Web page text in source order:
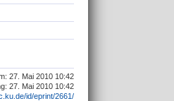
27. Mai 2010 10:42
27. Mai 2010 10:42
id/eprint/2661/